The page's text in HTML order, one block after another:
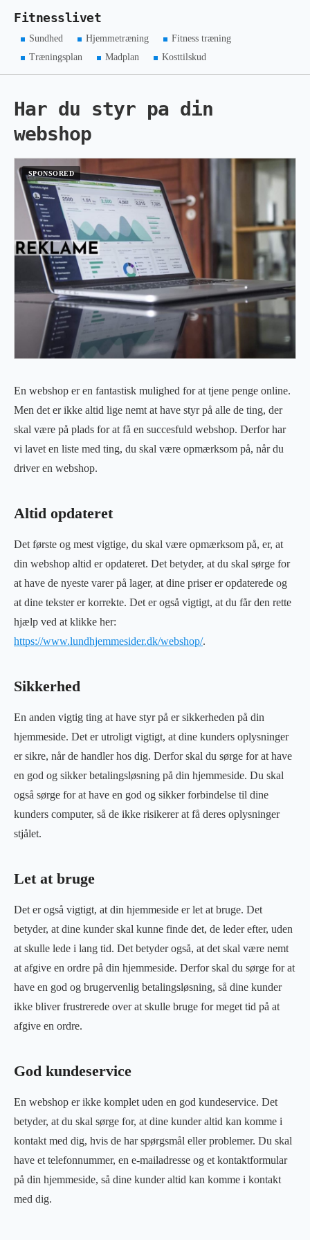
Fitnesslivet
Sundhed Hjemmetræning
Fitness træning
Træningsplan
Madplan Kosttilskud
Har du styr pa din
webshop
En webshop er en fantastisk mulighed for at tjene penge online.
Men det er ikke altid lige nemt at have styr på alle de ting, der
skal være på plads for at få en succesfuld webshop. Derfor har
vi lavet en liste med ting, du skal være opmærksom på, når du
driver en webshop.
Altid opdateret
Det første og mest vigtige, du skal være opmærksom på, er, at
din webshop altid er opdateret. Det betyder, at du skal sørge for
at have de nyeste varer på lager, at dine priser er opdaterede og
at dine tekster er korrekte. Det er også vigtigt, at du får den rette
hjælp ved at klikke her:
https://www.lundhjemmesider.dk/webshop/.
Sikkerhed
En anden vigtig ting at have styr på er sikkerheden på din
hjemmeside. Det er utroligt vigtigt, at dine kunders oplysninger
er sikre, når de handler hos dig. Derfor skal du sørge for at have
en god og sikker betalingsløsning på din hjemmeside. Du skal
også sørge for at have en god og sikker forbindelse til dine
kunders computer, så de ikke risikerer at få deres oplysninger
stjålet.
Let at bruge
Det er også vigtigt, at din hjemmeside er let at bruge. Det
betyder, at dine kunder skal kunne finde det, de leder efter, uden
at skulle lede i lang tid. Det betyder også, at det skal være nemt
at afgive en ordre på din hjemmeside. Derfor skal du sørge for at
have en god og brugervenlig betalingsløsning, så dine kunder
ikke bliver frustrerede over at skulle bruge for meget tid på at
afgive en ordre.
God kundeservice
En webshop er ikke komplet uden en god kundeservice. Det
betyder, at du skal sørge for, at dine kunder altid kan komme i
kontakt med dig, hvis de har spørgsmål eller problemer. Du skal
have et telefonnummer, en e-mailadresse og et kontaktformular
på din hjemmeside, så dine kunder altid kan komme i kontakt
med dig.